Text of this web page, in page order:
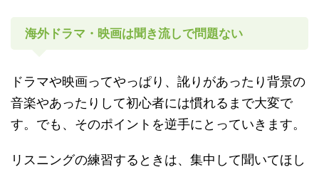
海外ドラマ・映画は聞き流しで問題ない
ドラマや映画ってやっぱり、訛りがあったり背景の
音楽やあったりして初心者には慣れるまで大変で
す。でも、そのポイントを逆手にとっていきます。
リスニングの練習するときは、集中して聞いてほし